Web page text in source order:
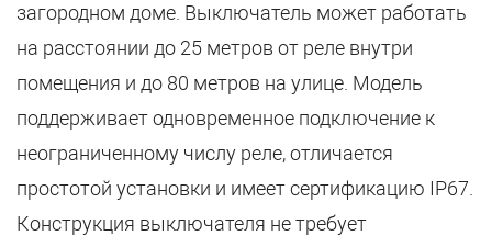
загородном доме. Выключатель может работать
на расстоянии до 25 метров от реле внутри
помещения и до 80 метров на улице. Модель
поддерживает одновременное подключение к
неограниченному числу реле, отличается
простотой установки и имеет сертификацию IP67.
Конструкция выключателя не требует